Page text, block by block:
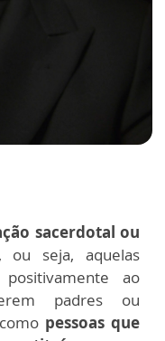
sacerdotal ou
ou seja, aquelas
ao
padres ou
pessoas que